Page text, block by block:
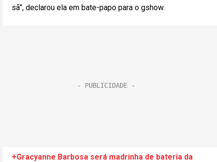
sã”, declarou ela em bate-papo para o gshow.
+Gracyanne Barbosa será madrinha de bateria da